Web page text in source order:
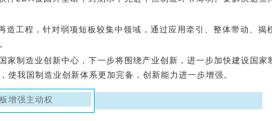
造工程，针对弱项短板较集中领域，通过应用牵引、整体带动、揭
家制造业创新中心，下一步将围绕产业创新，进一步加快建设国家
我国制造业创新体系更加完备，创新能力进一步增强。
增强主动权